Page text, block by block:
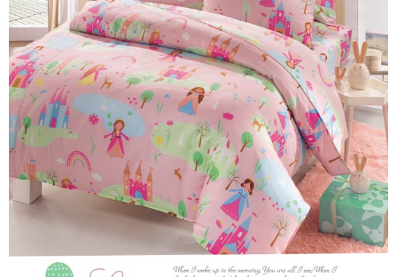
請求用戶進行身份認證。
５．嚴禁一人註冊多個帳號或使用他人資訊註冊。若發現惡意使用之情形，
恩沛科技股份有限公司將有權停止該用戶之使用額度並採取法律行動。